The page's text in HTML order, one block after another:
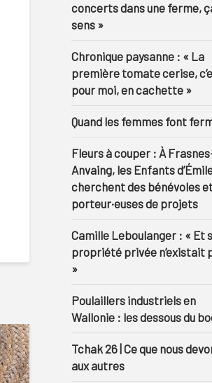
concerts dans une ferme,
sens »
Chronique paysanne : « La
première tomate cerise,
pour moi, en cachette »
Quand les femmes font
Fleurs à couper : À
Anvaing, les Enfants
cherchent des bénévoles
porteur·euses de projets
Camille Leboulanger : « Et
propriété privée n’existait
»
Poulaillers industriels en
Wallonie : les dessous du
Tchak 26 | Ce que nous
aux autres